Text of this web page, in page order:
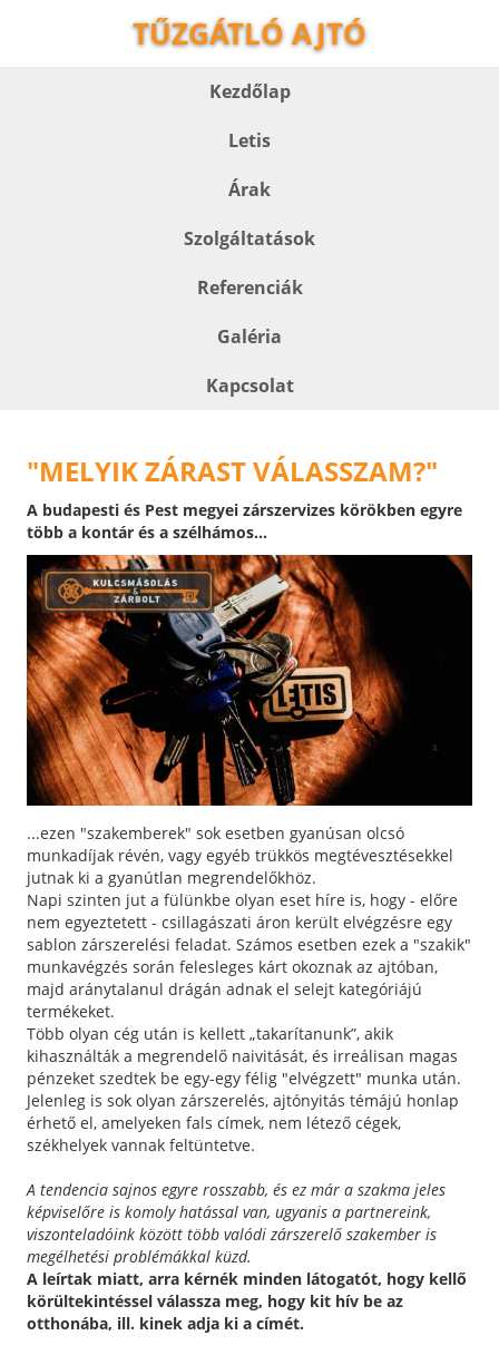
TŰZGÁTLÓ AJTÓ
Kezdőlap
Letis
Árak
Szolgáltatások
Referenciák
Galéria
Kapcsolat
"MELYIK ZÁRAST VÁLASSZAM?"
A budapesti és Pest megyei zárszervizes körökben egyre
több a kontár és a szélhámos...
...ezen "szakemberek" sok esetben gyanúsan olcsó
munkadíjak révén, vagy egyéb trükkös megtévesztésekkel
jutnak ki a gyanútlan megrendelőkhöz.
Napi szinten jut a fülünkbe olyan eset híre is, hogy - előre
nem egyeztetett - csillagászati áron került elvégzésre egy
sablon zárszerelési feladat. Számos esetben ezek a "szakik"
munkavégzés során felesleges kárt okoznak az ajtóban,
majd aránytalanul drágán adnak el selejt kategóriájú
termékeket.
Több olyan cég után is kellett „takarítanunk”, akik
kihasználták a megrendelő naivitását, és irreálisan magas
pénzeket szedtek be egy-egy félig "elvégzett" munka után.
Jelenleg is sok olyan zárszerelés, ajtónyitás témájú honlap
érhető el, amelyeken fals címek, nem létező cégek,
székhelyek vannak feltüntetve.
A tendencia sajnos egyre rosszabb, és ez már a szakma jeles
képviselőre is komoly hatással van, ugyanis a partnereink,
viszonteladóink között több valódi zárszerelő szakember is
megélhetési problémákkal küzd.
A leírtak miatt, arra kérnék minden látogatót, hogy kellő
körültekintéssel válassza meg, hogy kit hív be az
otthonába, ill. kinek adja ki a címét.